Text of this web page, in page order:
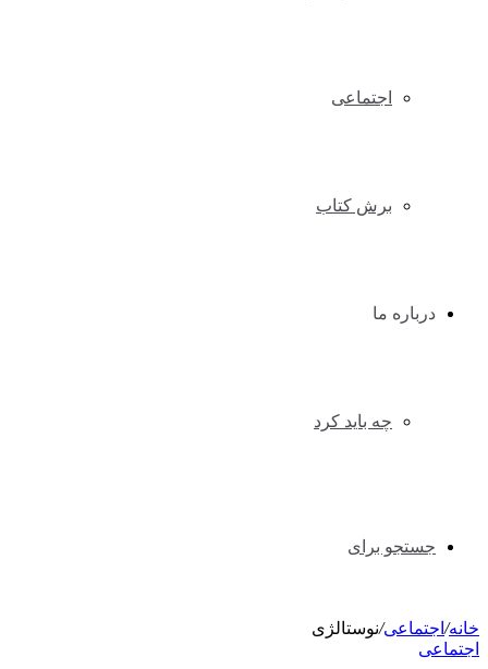
اجتماعی
برش کتاب
درباره ما
چه باید کرد
جستجو برای
خانه/ اجتماعی/نوستالژی
اجتماعی